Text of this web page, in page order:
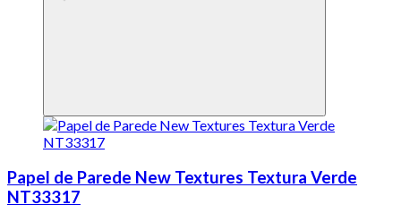
Papel de Parede New Textures Textura Verde
NT33317